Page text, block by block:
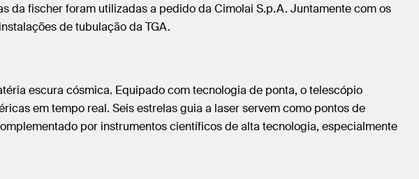
da fischer foram utilizadas a pedido da Cimolai S.p.A. Juntamente com os
de tubulação da TGA.
escura cósmica. Equipado com tecnologia de ponta, o telescópio
em tempo real. Seis estrelas guia a laser servem como pontos de
por instrumentos científicos de alta tecnologia, especialmente